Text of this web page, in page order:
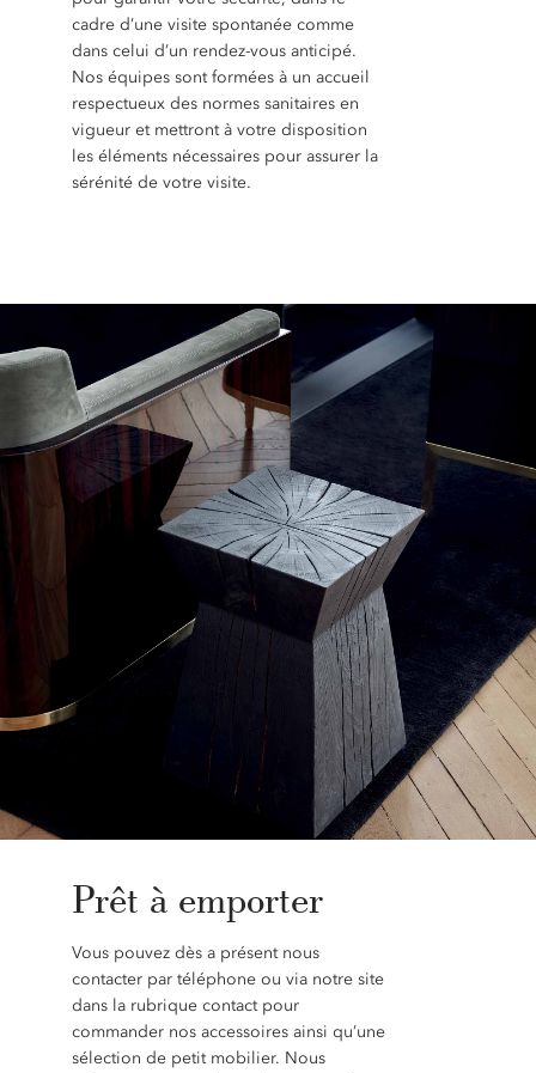
cadre d’une visite spontanée comme
dans celui d’un rendez-vous anticipé.
Nos équipes sont formées à un accueil
respectueux des normes sanitaires en
vigueur et mettront à votre disposition
les éléments nécessaires pour assurer la
sérénité de votre visite.
Prêt à emporter
Vous pouvez dès a présent nous
contacter par téléphone ou via notre site
dans la rubrique contact pour
commander nos accessoires ainsi qu’une
sélection de petit mobilier. Nous